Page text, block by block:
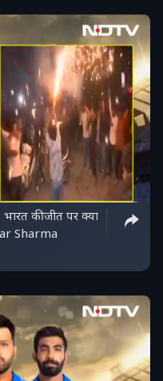
की जीत पर क्या
Sharma